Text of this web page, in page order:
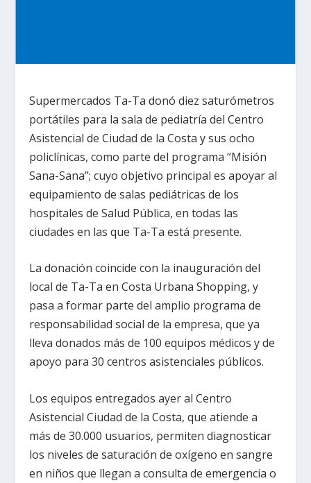
Supermercados Ta-Ta donó diez saturómetros
portátiles para la sala de pediatría del Centro
Asistencial de Ciudad de la Costa y sus ocho
policlínicas, como parte del programa “Misión
Sana-Sana”; cuyo objetivo principal es apoyar al
equipamiento de salas pediátricas de los
hospitales de Salud Pública, en todas las
ciudades en las que Ta-Ta está presente.
La donación coincide con la inauguración del
local de Ta-Ta en Costa Urbana Shopping, y
pasa a formar parte del amplio programa de
responsabilidad social de la empresa, que ya
lleva donados más de 100 equipos médicos y de
apoyo para 30 centros asistenciales públicos.
Los equipos entregados ayer al Centro
Asistencial Ciudad de la Costa, que atiende a
más de 30.000 usuarios, permiten diagnosticar
los niveles de saturación de oxígeno en sangre
en niños que llegan a consulta de emergencia o